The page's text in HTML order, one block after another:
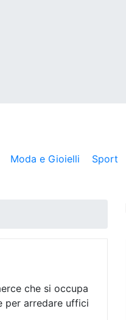
Moda e Gioielli Sport
che si occupa
per arredare uffici